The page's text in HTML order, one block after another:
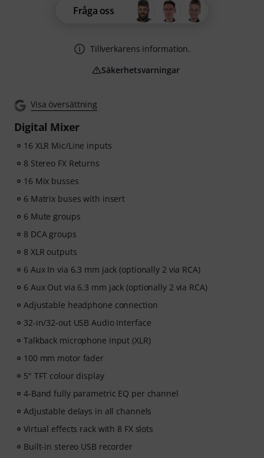
Visa översättning
Digital Mixer
16 XLR Mic/Line inputs
8 Stereo FX Returns
16 Mix busses
6 Matrix buses with insert
6 Mute groups
8 DCA groups
8 XLR outputs
6 Aux In via 6.3 mm jack (optionally 2 via RCA)
6 Aux Out via 6.3 mm jack (optionally 2 via RCA)
Adjustable headphone connection
32-in/32-out USB Audio Interface
Talkback microphone input (XLR)
100 mm motor fader
5" TFT colour display
4-Band fully parametric EQ per channel
Adjustable delays in all channels
Virtual effects rack with 8 FX slots
Built-in stereo USB recorder
Fråga oss
Tillverkarens information.
Säkerhetsvarningar